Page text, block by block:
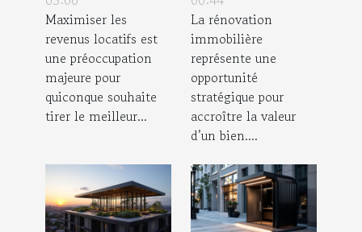
éprouvées et
rentabilité
Maximiser les
revenus locatifs est
une préoccupation
majeure pour
quiconque souhaite
tirer le meilleur...
rénovations
pour
augmenter la
valeur
immobilière
?
La rénovation
immobilière
représente une
opportunité
stratégique pour
accroître la valeur
d’un bien....